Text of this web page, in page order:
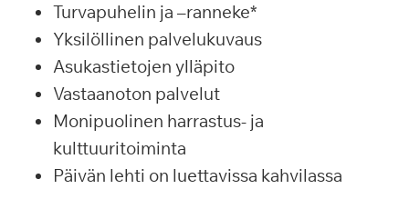
Turvapuhelin ja –ranneke*
Yksilöllinen palvelukuvaus
Asukastietojen ylläpito
Vastaanoton palvelut
Monipuolinen harrastus- ja
kulttuuritoiminta
Päivän lehti on luettavissa kahvilassa